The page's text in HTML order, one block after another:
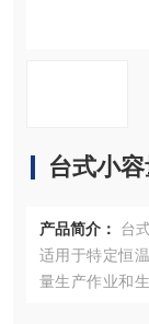
台式小
产品简介：
台
适用于特定恒
量生产作业和